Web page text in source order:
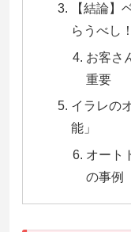
【結論】
らうべし！
お客さ
重要
イラレの
能」
オート
の事例